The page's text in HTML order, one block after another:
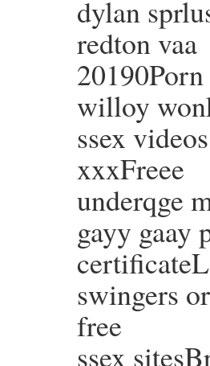
dylan
redton vaa
willoy
ssex
xxxFreee
underqge
gayy gaay
swingers
free
ssex